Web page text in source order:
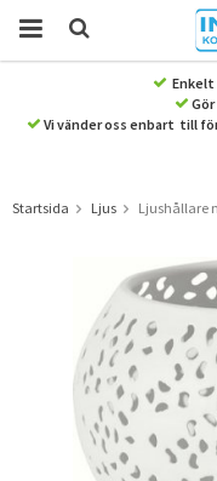
Enkelt
Vi vänder oss enbart till
Startsida Ljus Ljushållare